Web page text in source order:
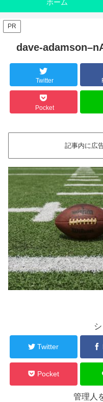
ホーム
PR
dave-
Twitter
Pocket
記事内に広
Twitter
Pocket
管理人